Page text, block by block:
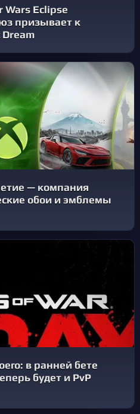
Wars Eclipse
призывает к
Dream
— компания
обои и эмблемы
в ранней бете
будет и PvP